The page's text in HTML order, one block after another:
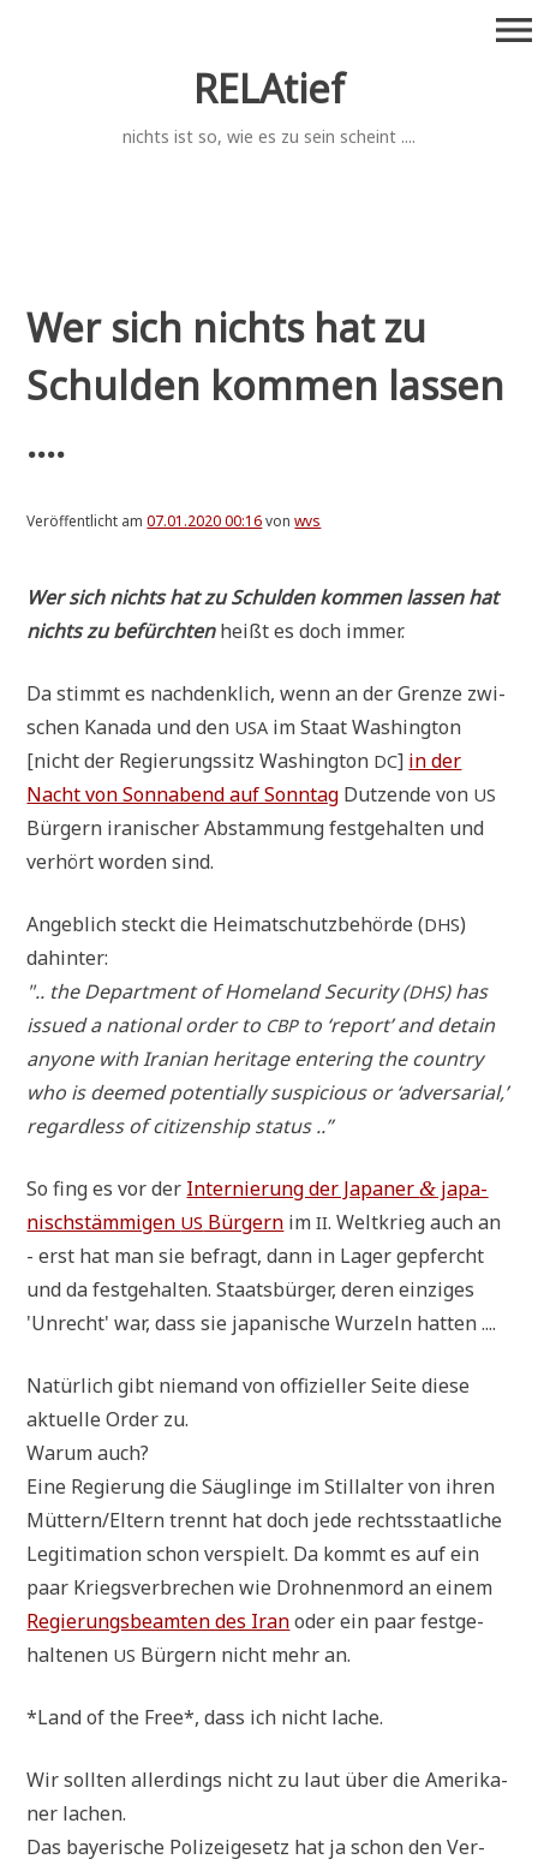
RELAtief
nichts ist so, wie es zu sein scheint ....
menu
Wer sich nichts hat zu
Schulden kommen lassen
....
Veröffentlicht am07.01.2020 00:16vonwvs
Wer sich nichts hat zu Schul­den kom­men las­sen hat
nichts zu befürch­tenheißt es doch immer.
Da stimmt es nach­denk­lich, wenn an der Gren­ze zwi­
schen Kana­da und den USA im Staat Washing­ton
[nicht der Regie­rungs­sitz Washing­ton DC] in der
Nacht von Sonn­abend auf Sonn­tag Dut­zen­de von US
Bür­gern ira­ni­scher Abstam­mung fest­ge­hal­ten und
ver­hört wor­den sind.
Angeb­lich steckt die Hei­mat­schutz­be­hör­de (DHS)
dahinter:
".. the Depart­ment of Home­land Secu­ri­ty (DHS) has
issued a natio­nal order to CBPto ‘report’ and detain
anyo­ne with Ira­ni­an heri­ta­ge ente­ring the coun­try
who is dee­med poten­ti­al­ly sus­pi­cious or ‘adver­sa­ri­al,’
regard­less of citi­zen­ship status ..”
So fing es vor der Inter­nie­rung der Japa­ner& japa­
nisch­stäm­mi­gen US Bür­gern imII. Welt­krieg auch an
- erst hat man sie befragt, dann in Lager gepfercht
und da fest­ge­hal­ten. Staats­bür­ger, deren ein­zi­ges
'Unrecht' war, dass sie japa­ni­sche Wur­zeln hatten ....
Natür­lich gibt nie­mand von offi­zi­el­ler Sei­te die­se
aktu­el­le Order zu.
War­um auch?
Eine Regie­rung die Säug­lin­ge im Still­al­ter von ihren
Müttern/Eltern trennt hat doch jede rechts­staat­li­che
Legi­ti­ma­ti­on schon ver­spielt. Da kommt es auf ein
paar Kriegs­ver­bre­chen wie Droh­nen­mord an einem
Regie­rungs­be­am­ten des Iran oder ein paar fest­ge­
hal­te­nen US Bür­gern nicht mehr an.
*Land of the Free*, dass ich nicht lache.
Wir soll­ten aller­dings nicht zu laut über die Ame­ri­ka­
ner lachen.
Das baye­ri­sche Poli­zei­ge­setz hat ja schon den Ver­